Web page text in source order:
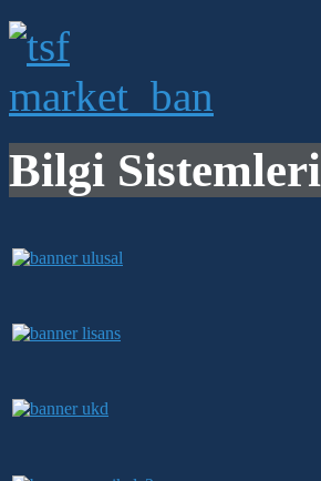
Bilgi Sistemleri